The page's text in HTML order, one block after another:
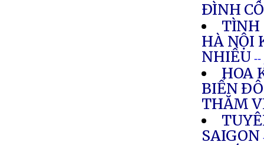
ÐÌNH
TÌNH
HÀ NỘI
NHIỀU --
HOA
BIỂN
THĂM
SAIGON